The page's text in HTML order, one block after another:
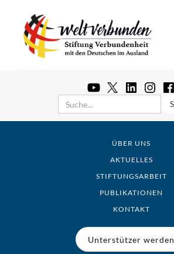
ÜBER UNS
AKTUELLES
STIFTUNGSARBEIT
PUBLIKATIONEN
KONTAKT
Unterstützer werden